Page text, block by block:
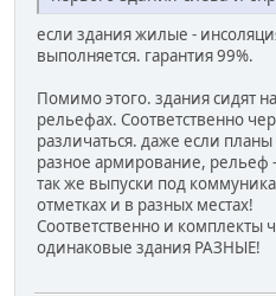
если здания жилые -
выполняется. гарантия 99%.
Помимо этого. здания сидят
рельефах. Соответственно
различаться. даже если планы
разное армирование, рельеф
так же выпуски под
отметках и в разных местах!
Соответственно и комплекты
одинаковые здания РАЗНЫЕ!